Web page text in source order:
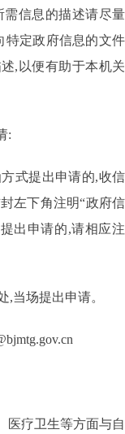
需信息的描述请尽量
特定政府信息的文件
,以便有助于本机关
:
式提出申请的,收信
左下角注明“政府信
出申请的,请相应注
,当场提出申请。
医疗卫生等方面与自